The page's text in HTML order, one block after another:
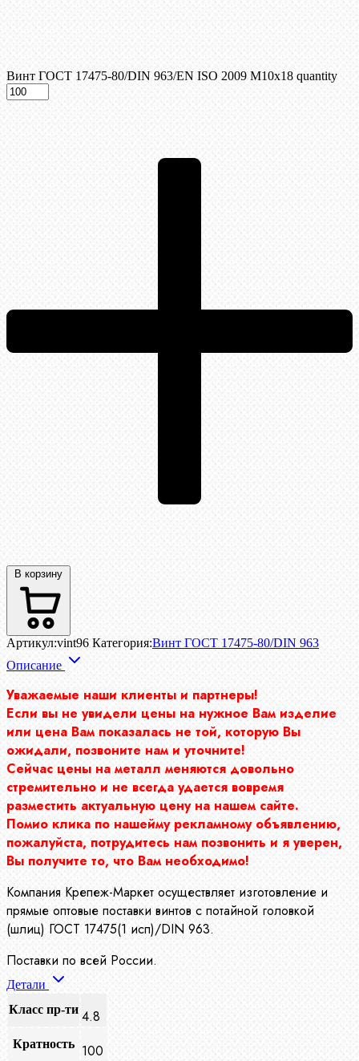
Винт ГОСТ 17475-80/DIN 963/EN ISO 2009 М10х18 quantity
В корзину
Артикул:vint96 Категория:Винт ГОСТ 17475-80/DIN 963
Описание
Уважаемые наши клиенты и партнеры!
Если вы не увидели цены на нужное Вам изделие
или цена Вам показалась не той, которую Вы
ожидали, позвоните нам и уточните!
Сейчас цены на металл меняются довольно
стремительно и не всегда удается вовремя
разместить актуальную цену на нашем сайте.
Помио клика по нашейму рекламному объявлению,
пожалуйста, потрудитесь нам позвонить и я уверен,
Вы получите то, что Вам необходимо!
Компания Крепеж-Маркет осуществляет изготовление и
прямые оптовые поставки винтов с потайной головкой
(шлиц) ГОСТ 17475(1 исп)/DIN 963.
Поставки по всей России.
Детали
Класс пр-ти 4.8
Кратность 100